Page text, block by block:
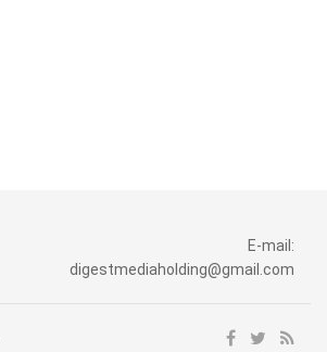
E-mail:
digestmediaholding@gmail.com